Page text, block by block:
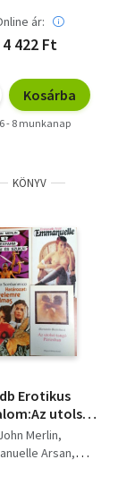
ár:
4 422 Ft
Kosárba
6 - 8 munkanap
KÖNYV
Erotikus
utolsó
tangó
Merlin
Arsan